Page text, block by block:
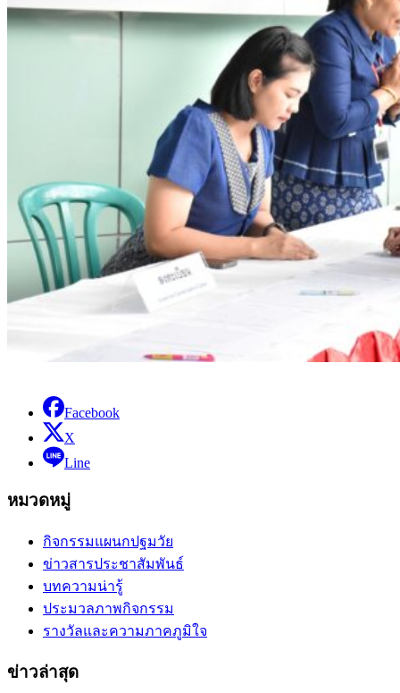
Facebook
X
Line
หมวดหมู่
กิจกรรมแผนกปฐมวัย
ข่าวสารประชาสัมพันธ์
บทความน่ารู้
ประมวลภาพกิจกรรม
รางวัลและความภาคภูมิใจ
ข่าวล่าสุด